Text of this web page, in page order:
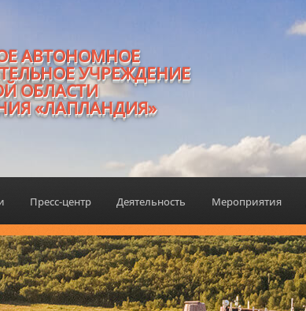
АВТОНОМНОЕ
УЧРЕЖДЕНИЕ
ОБЛАСТИ
«ЛАПЛАНДИЯ»
Пресс-центр Деятельность Мероприятия